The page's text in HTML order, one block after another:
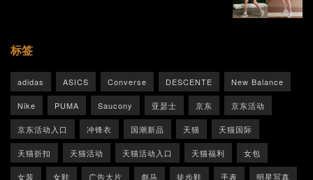
标签
adidas ASICS Converse DESCENTE New Balance
Nike PUMA Saucony 亚瑟士 京东 京东活动
京东活动入口 冲锋衣 国潮新品 天猫 天猫国际
天猫折扣 天猫活动 天猫活动入口 天猫福利 女包
女装 女鞋 广告大片 彪马 徒步鞋 手表 明星写真